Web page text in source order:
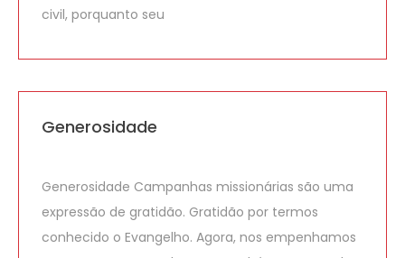
civil, porquanto seu
Generosidade
Generosidade Campanhas missionárias são uma
expressão de gratidão. Gratidão por termos
conhecido o Evangelho. Agora, nos empenhamos